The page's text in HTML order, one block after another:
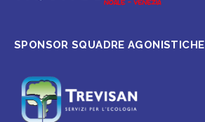
SPONSOR SQUADRE AGONISTICHE